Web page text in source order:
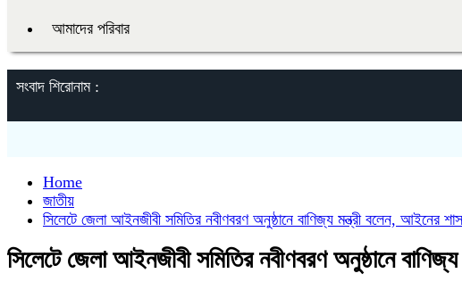
আমাদের পরিবার
সংবাদ শিরোনাম :
Home
জাতীয়
সিলেটে জেলা আইনজীবী সমিতির নবীণবরণ অনুষ্ঠানে বাণিজ্য মন্ত্রী বলেন, আইনের
সিলেটে জেলা আইনজীবী সমিতির নবীণবরণ অনুষ্ঠানে